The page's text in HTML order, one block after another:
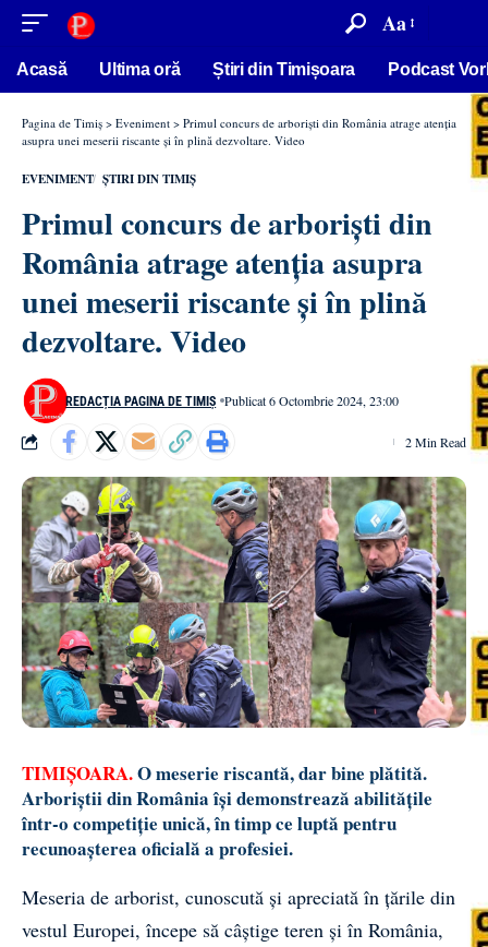
conținut Aa
Acasă Ultima oră Știri din Timișoara Podcast
Pagina de Timiș > Eveniment > Primul concurs de arboriști din România atrage atenția
asupra unei meserii riscante și în plină dezvoltare. Video
EVENIMENT ȘTIRI DIN TIMIȘ
Primul concurs de arboriști din
România atrage atenția asupra
unei meserii riscante și în plină
dezvoltare. Video
REDACȚIA PAGINA DE TIMIȘ Publicat 6 Octombrie 2024, 23:00
2 Min Read
TIMIȘOARA.O meserie riscantă, dar bine plătită.
Arboriștii din România își demonstrează abilitățile
într-o competiție unică, în timp ce luptă pentru
recunoașterea oficială a profesiei.
Meseria de arborist, cunoscută și apreciată în țările din
vestul Europei, începe să câștige teren și în România,